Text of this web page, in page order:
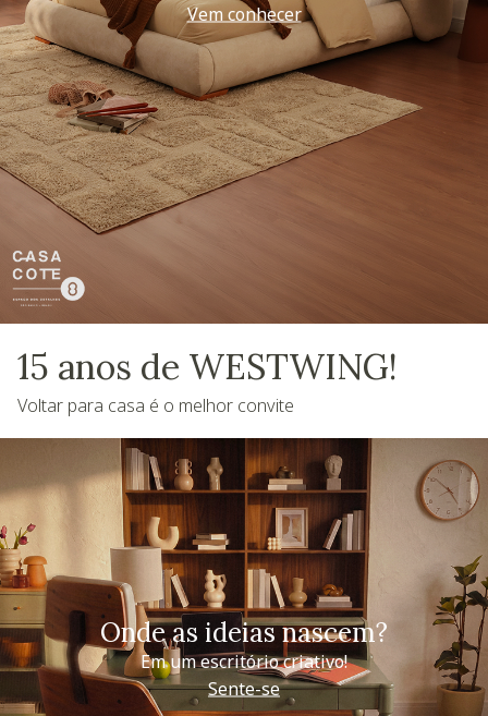
Vem conhecer
15 anos de WESTWING!
Voltar para casa é o melhor convite
Onde as ideias nascem?
Em um escritório criativo!
Sente-se